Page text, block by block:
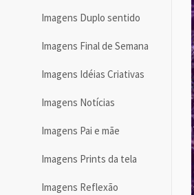
Imagens Duplo sentido
Imagens Final de Semana
Imagens Idéias Criativas
Imagens Notícias
Imagens Pai e mãe
Imagens Prints da tela
Imagens Reflexão